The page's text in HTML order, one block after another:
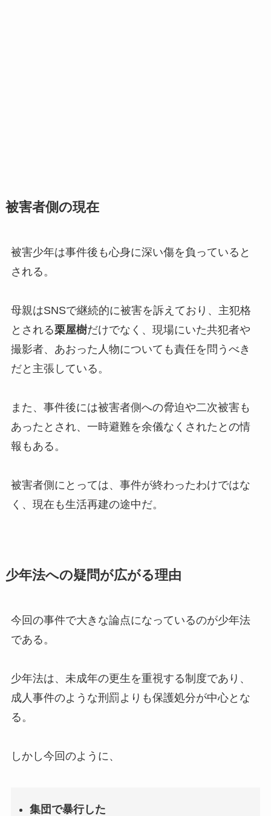
被害者側の現在
被害少年は事件後も心身に深い傷を負っていると
される。
母親はSNSで継続的に被害を訴えており、主犯格
とされる栗屋樹だけでなく、現場にいた共犯者や
撮影者、あおった人物についても責任を問うべき
だと主張している。
また、事件後には被害者側への脅迫や二次被害も
あったとされ、一時避難を余儀なくされたとの情
報もある。
被害者側にとっては、事件が終わったわけではな
く、現在も生活再建の途中だ。
少年法への疑問が広がる理由
今回の事件で大きな論点になっているのが少年法
である。
少年法は、未成年の更生を重視する制度であり、
成人事件のような刑罰よりも保護処分が中心とな
る。
しかし今回のように、
集団で暴行した